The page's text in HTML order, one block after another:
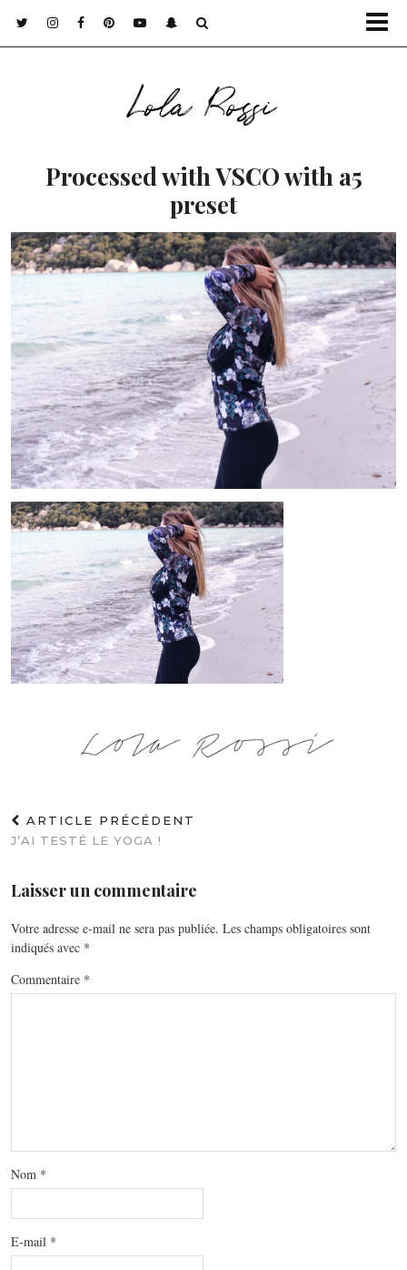
Lola Rossi
Processed with VSCO with a5
preset
ARTICLE PRÉCÉDENT
J’AI TESTÉ LE YOGA !
Laisser un commentaire
Votre adresse e-mail ne sera pas publiée. Les champs obligatoires sont
indiqués avec *
Commentaire *
Nom *
E-mail *